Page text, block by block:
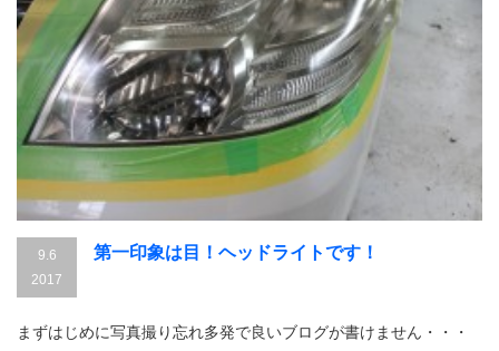
9.6
2017
第一印象は目！ヘッドライトです！
まずはじめに写真撮り忘れ多発で良いブログが書けません・・・